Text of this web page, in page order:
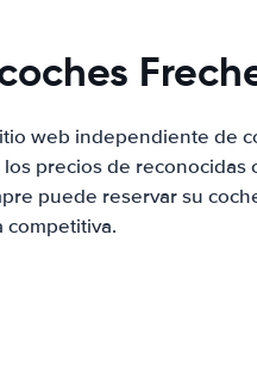
web independiente de
precios de reconocidas
puede reservar su
competitiva.